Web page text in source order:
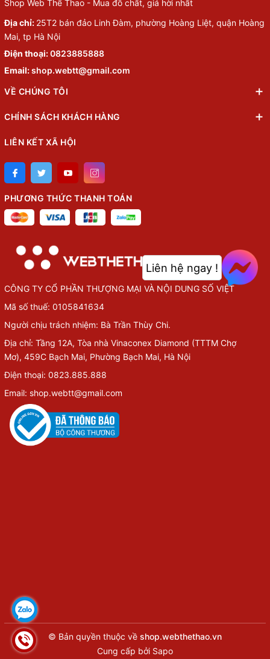
Shop Web Thể Thao - Mua đồ chất, giá hời nhất
Địa chỉ: 25T2 bán đảo Linh Đàm, phường Hoàng Liệt, quận Hoàng
Mai, tp Hà Nội
Điện thoại:0823885888
Email:shop.webtt@gmail.com
VỀ CHÚNG TÔI
CHÍNH SÁCH KHÁCH HÀNG
LIÊN KẾT XÃ HỘI
PHƯƠNG THỨC THANH TOÁN
CÔNG TY CỔ PHẦN THƯỢNG MẠI VÀ NỘI DUNG SỐ VIỆT
Mã số thuế: 0105841634
Người chịu trách nhiệm: Bà Trần Thùy Chi.
Địa chỉ: Tầng 12A, Tòa nhà Vinaconex Diamond (TTTM Chợ
Mơ), 459C Bạch Mai, Phường Bạch Mai, Hà Nội
Điện thoại: 0823.885.888
Email: shop.webtt@gmail.com
© Bản quyền thuộc về shop.webthethao.vn
Cung cấp bởi Sapo
Liên hệ ngay !